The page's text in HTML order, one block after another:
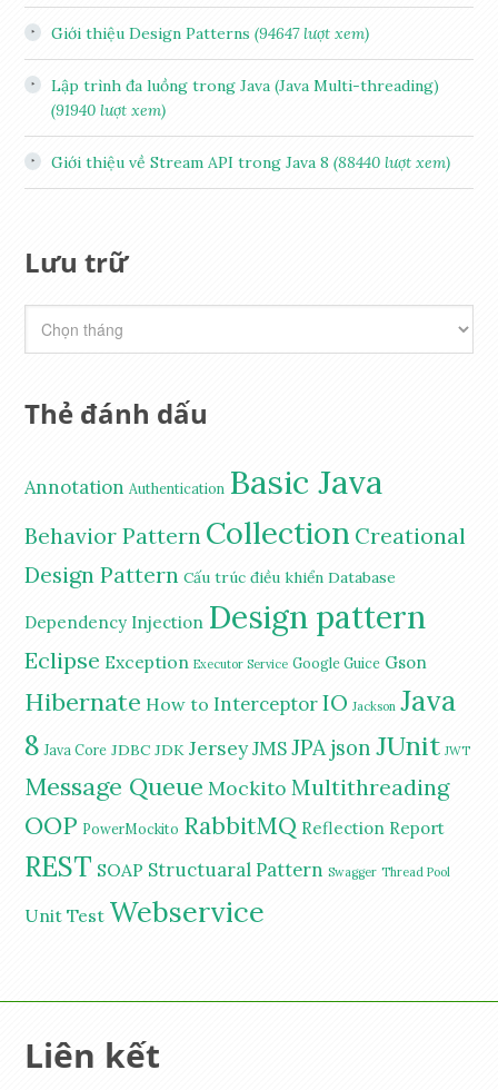
Giới thiệu Design Patterns(94647 lượt xem)
Lập trình đa luồng trong Java (Java Multi-threading)
(91940 lượt xem)
Giới thiệu về Stream API trong Java 8(88440 lượt xem)
Lưu trữ
Thẻ đánh dấu
Annotation Authentication Basic Java
Behavior Pattern Collection Creational
Design Pattern Cấu trúc điều khiển Database
Dependency Injection Design pattern
Eclipse Exception Executor Service Google Guice Gson
Hibernate How to InterceptorIO Jackson Java
8 Java Core JDBC JDK JerseyJMSJPA json JUnit JWT
Message Queue Mockito Multithreading
OOP PowerMockito RabbitMQ Reflection Report
REST SOAP Structuaral Pattern Swagger Thread Pool
Unit Test Webservice
Liên kết